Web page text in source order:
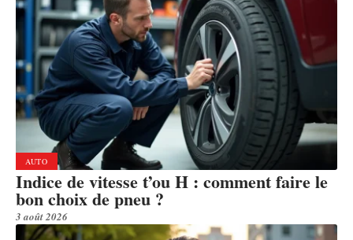
AUTO
Indice de vitesse t’ou H : comment faire le
bon choix de pneu ?
3 août 2026